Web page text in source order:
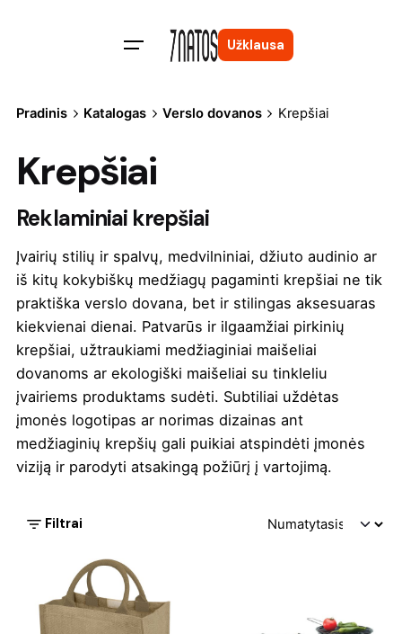
Užklausa
Pradinis Katalogas Verslo dovanos Krepšiai
Krepšiai
Reklaminiai krepšiai
Įvairių stilių ir spalvų, medvilniniai, džiuto audinio ar
iš kitų kokybiškų medžiagų pagaminti krepšiai ne tik
praktiška verslo dovana, bet ir stilingas aksesuaras
kiekvienai dienai. Patvarūs ir ilgaamžiai pirkinių
krepšiai, užtraukiami medžiaginiai maišeliai
dovanoms ar ekologiški maišeliai su tinkleliu
įvairiems produktams sudėti. Subtiliai uždėtas
įmonės logotipas ar norimas dizainas ant
medžiaginių krepšių gali puikiai atspindėti įmonės
viziją ir parodyti atsakingą požiūrį į vartojimą.
Filtrai